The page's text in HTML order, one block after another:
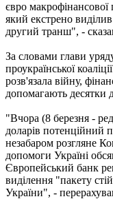
євро
який екстрено
другий транш", -
За словами глави
проукраїнської
розв'язала війну,
допомагають десятки
"Вчора (8 березня -
доларів потенційний
незабаром розгляне
допомоги Україні
Європейський банк
виділення "пакету
України", -